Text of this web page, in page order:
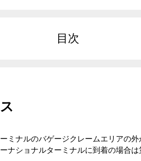
目次
ミナルのバゲージクレームエリアの
ナショナルターミナルに到着の場合